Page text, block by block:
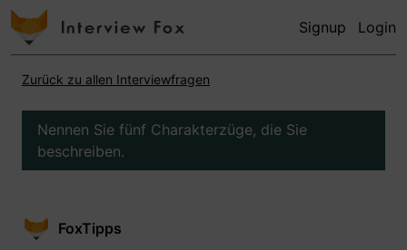
Signup Login
Zurück zu allen Interviewfragen
Nennen Sie fünf Charakterzüge, die Sie
beschreiben.
FoxTipps